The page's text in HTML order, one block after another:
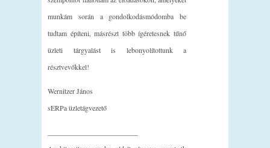
munkám során a gondolkodásmódomba be
tudtam építeni, másrészt több ígéretesnek tűnő
üzleti tárgyalást is lebonyolítottunk a
résztvevőkkel!
Wernitzer János
sERPa üzletágvezető